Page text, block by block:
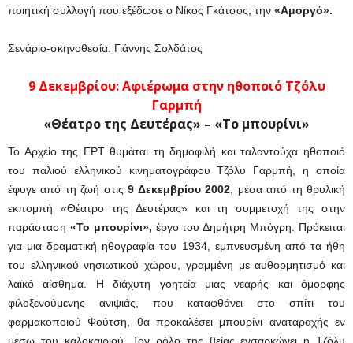
ποιητική συλλογή που εξέδωσε ο Νίκος Γκάτσος, την «Αμοργό».
Σενάριο-σκηνοθεσία: Γιάννης Σολδάτος
9 Δεκεμβρίου: Αφιέρωμα στην ηθοποιό Τζόλυ
Γαρμπή
«Θέατρο της Δευτέρας» – «Το μπουρίνι»
Το Αρχείο της ΕΡΤ θυμάται τη δημοφιλή και ταλαντούχα ηθοποιό
του παλιού ελληνικού κινηματογράφου Τζόλυ Γαρμπή, η οποία
έφυγε από τη ζωή στις9 Δεκεμβρίου 2002 , μέσα από τη θρυλική
εκπομπή «Θέατρο της Δευτέρας» και τη συμμετοχή της στην
παράσταση «Το μπουρίνι», έργο του Δημήτρη Μπόγρη. Πρόκειται
για μια δραματική ηθογραφία του 1934, εμπνευσμένη από τα ήθη
του ελληνικού νησιωτικού χώρου, γραμμένη με αυθορμητισμό και
λαϊκό αίσθημα. Η διάχυτη γοητεία μιας νεαρής και όμορφης
φιλοξενούμενης ανιψιάς, που καταφθάνει στο σπίτι του
φαρμακοποιού Φούτση, θα προκαλέσει μπουρίνι αναταραχής εν